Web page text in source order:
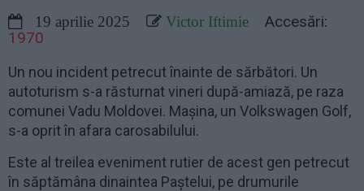
19 aprilie 2025 Victor Iftimie
Accesări:
1970
Un nou incident petrecut înainte de sărbători. Un
autoturism s-a răsturnat vineri după-amiază, pe raza
comunei Vadu Moldovei. Mașina, un Volkswagen Golf,
s-a oprit în afara carosabilului.
Este al treilea eveniment rutier de acest gen petrecut
în săptămâna dinaintea Paștelui, pe drumurile